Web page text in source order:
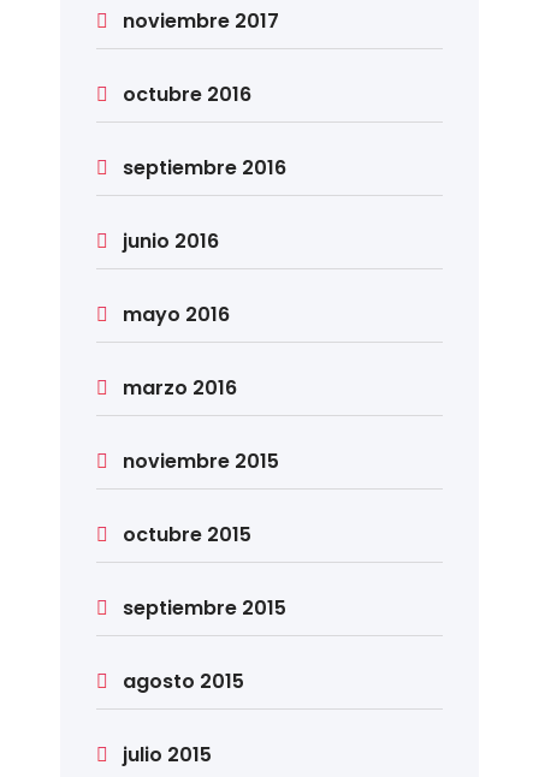
noviembre 2017
octubre 2016
septiembre 2016
junio 2016
mayo 2016
marzo 2016
noviembre 2015
octubre 2015
septiembre 2015
agosto 2015
julio 2015